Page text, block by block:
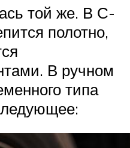
той же. В С-
полотно,
В ручном
типа